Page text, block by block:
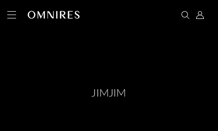
JIMJIM